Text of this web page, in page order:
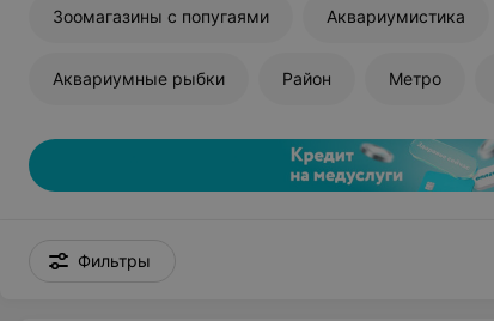
Зоомагазины с попугаями Аквариумистика
Аквариумные рыбки Район Метро
Фильтры